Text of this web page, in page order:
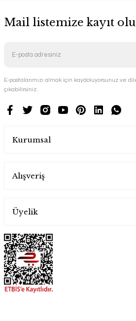
Mail listemize kayıt
E-postalarımızı almak için kaydoluyorsunuz ve
çıkabilirsiniz.
Kurumsal
Alışveriş
Üyelik